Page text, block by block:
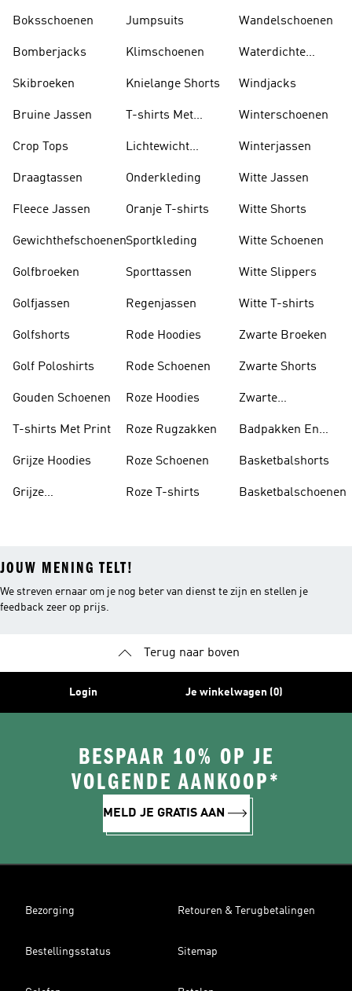
Boksschoenen
Bomberjacks
Skibroeken
Bruine Jassen
Crop Tops
Draagtassen
Fleece Jassen
Gewichthefschoenen
Golfbroeken
Golfjassen
Golfshorts
Golf Poloshirts
Gouden Schoenen
T-shirts Met Print
Grijze Hoodies
Grijze
Jumpsuits
Klimschoenen
Knielange Shorts
T-shirts Met
Lichtewicht
Onderkleding
Oranje T-shirts
Sportkleding
Sporttassen
Regenjassen
Rode Hoodies
Rode Schoenen
Roze Hoodies
Roze Rugzakken
Roze Schoenen
Roze T-shirts
Wandelschoenen
Waterdichte
Windjacks
Winterschoenen
Winterjassen
Witte Jassen
Witte Shorts
Witte Schoenen
Witte Slippers
Witte T-shirts
Zwarte Broeken
Zwarte Shorts
Zwarte
Badpakken En
Basketbalshorts
Basketbalschoenen
JOUW MENING TELT!
We streven ernaar om je nog beter van dienst te zijn en stellen je
feedback zeer op prijs.
Terug naar boven
Login Je winkelwagen (0)
BESPAAR 10% OP JE
VOLGENDE AANKOOP*
MELD JE GRATIS AAN
Bezorging Retouren & Terugbetalingen
Bestellingsstatus Sitemap